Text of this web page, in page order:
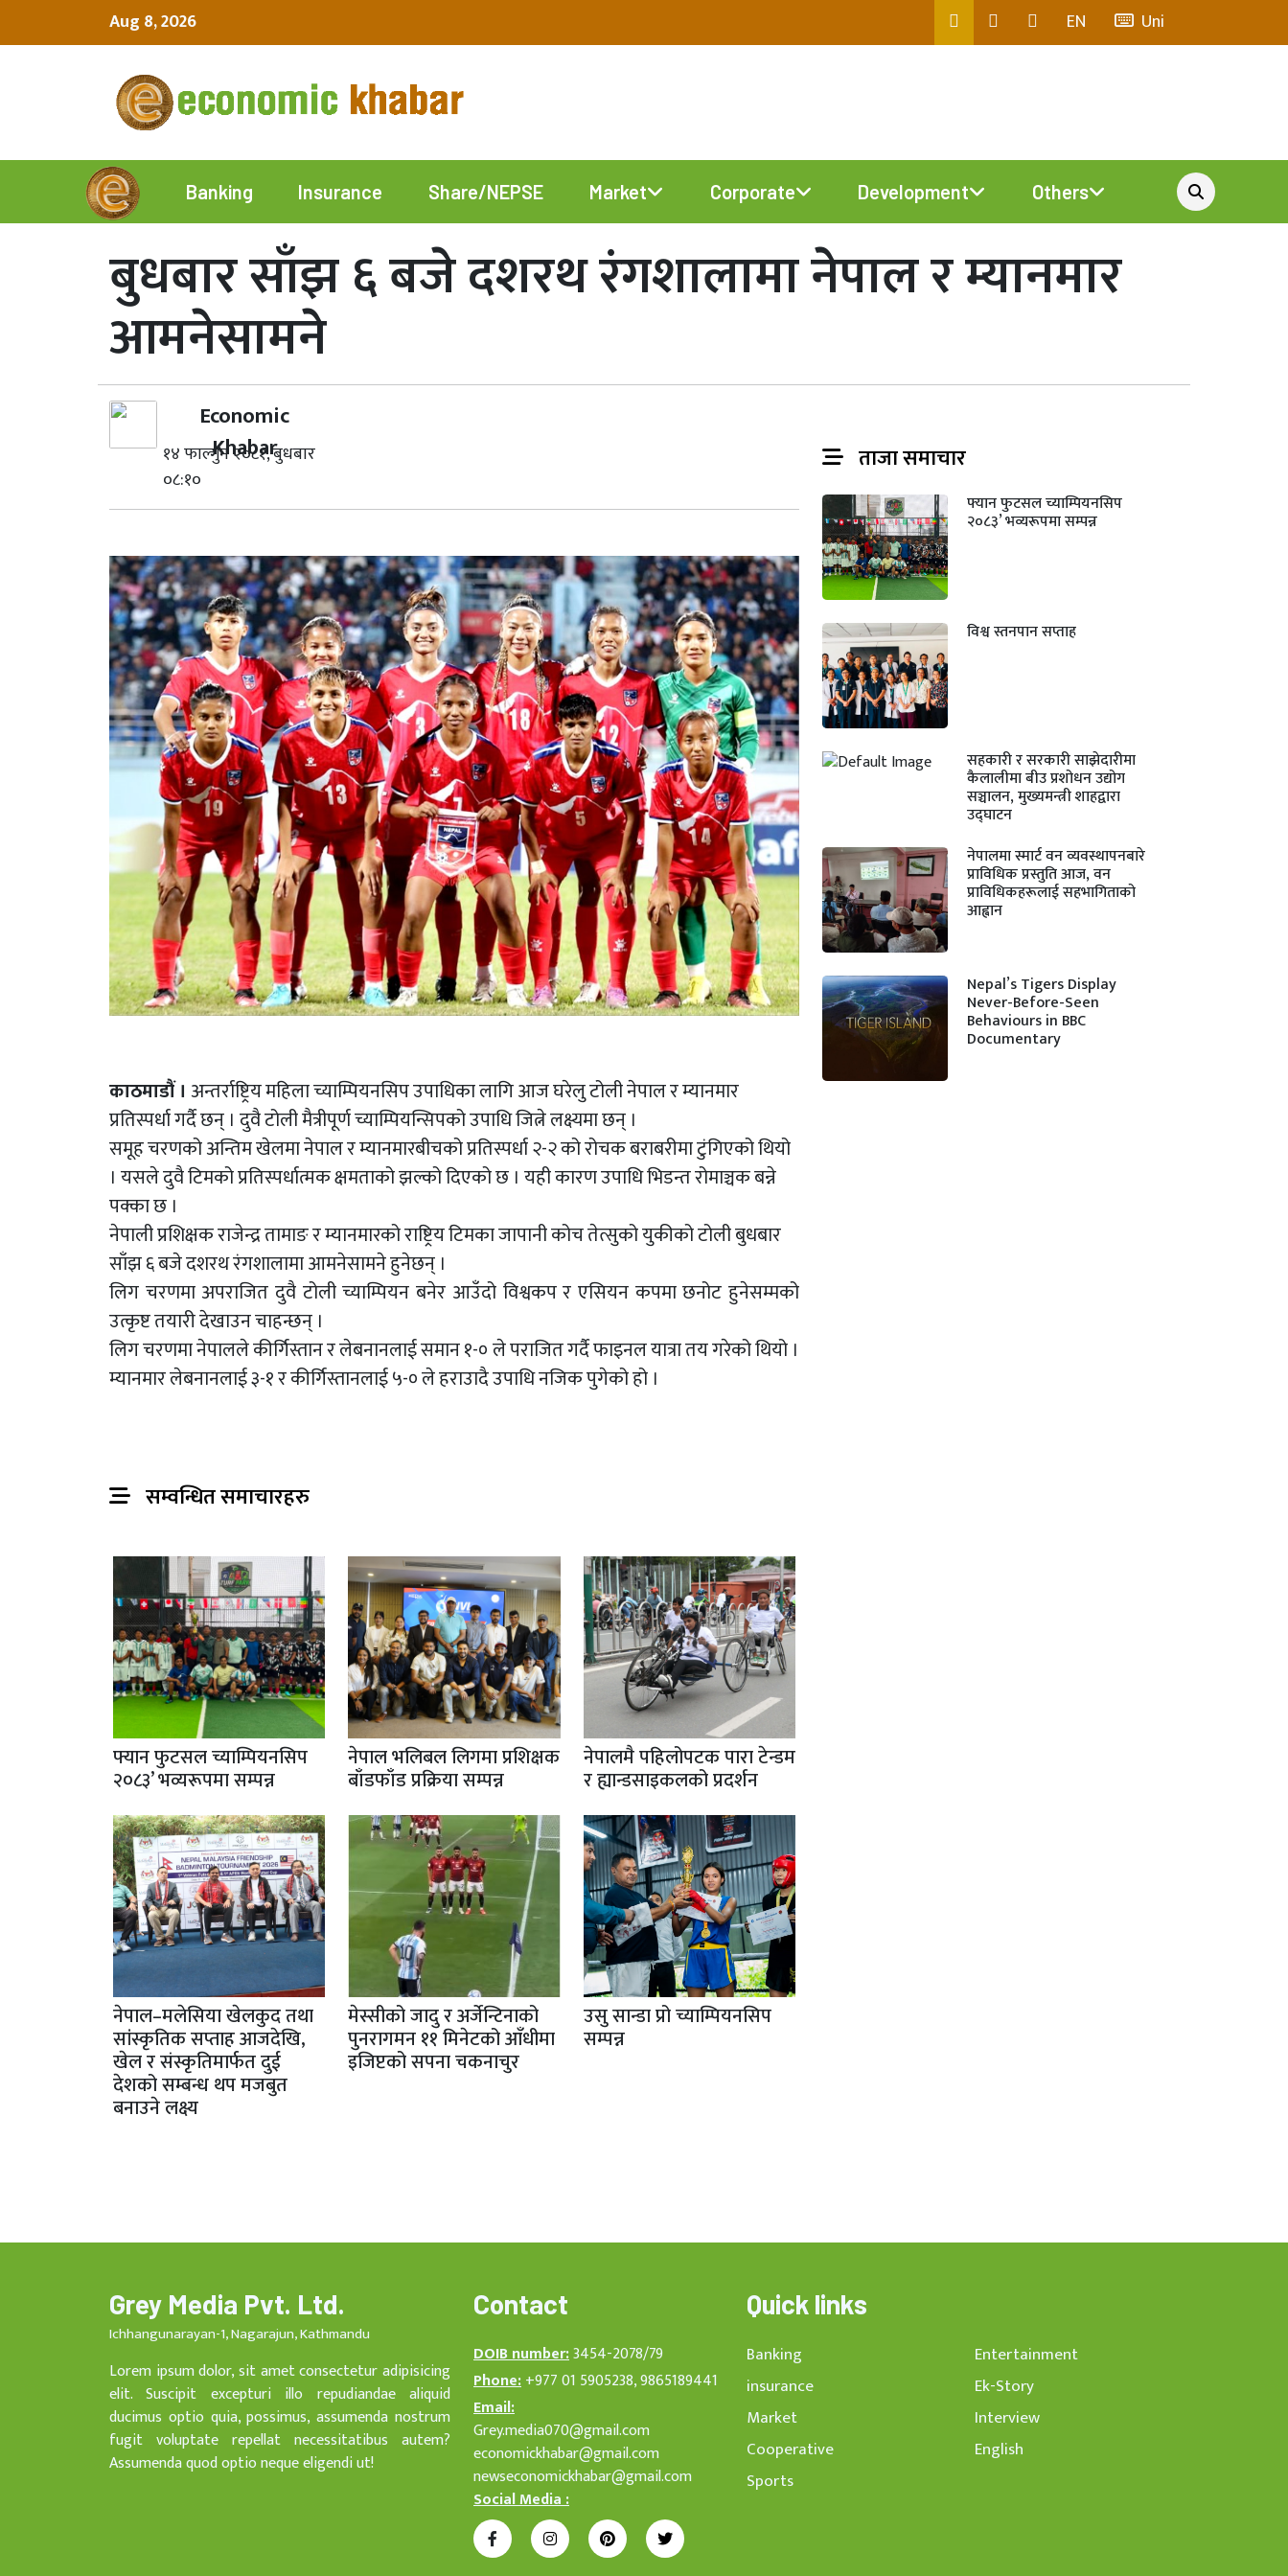
Aug 8, 2026 EN Uni
Banking Insurance Share/NEPSE Market Corporate Development Others
बुधबार साँझ ६ बजे दशरथ रंगशालामा नेपाल र म्यानमार
आमनेसामने
Economic
Khabar
१४ फाल्गुन २०८१, बुधबार
०८:१०
काठमाडौं । अन्तर्राष्ट्रिय महिला च्याम्पियनसिप उपाधिका लागि आज घरेलु टोली नेपाल र म्यानमार
प्रतिस्पर्धा गर्दै छन् । दुवै टोली मैत्रीपूर्ण च्याम्पियन्सिपको उपाधि जित्ने लक्ष्यमा छन् ।
समूह चरणको अन्तिम खेलमा नेपाल र म्यानमारबीचको प्रतिस्पर्धा २-२ को रोचक बराबरीमा टुंगिएको थियो
। यसले दुवै टिमको प्रतिस्पर्धात्मक क्षमताको झल्को दिएको छ । यही कारण उपाधि भिडन्त रोमाञ्चक बन्ने
पक्का छ ।
नेपाली प्रशिक्षक राजेन्द्र तामाङ र म्यानमारको राष्ट्रिय टिमका जापानी कोच तेत्सुको युकीको टोली बुधबार
साँझ ६ बजे दशरथ रंगशालामा आमनेसामने हुनेछन् ।
लिग चरणमा अपराजित दुवै टोली च्याम्पियन बनेर आउँदो विश्वकप र एसियन कपमा छनोट हुनेसम्मको
उत्कृष्ट तयारी देखाउन चाहन्छन् ।
लिग चरणमा नेपालले कीर्गिस्तान र लेबनानलाई समान १-० ले पराजित गर्दै फाइनल यात्रा तय गरेको थियो ।
म्यानमार लेबनानलाई ३-१ र कीर्गिस्तानलाई ५-० ले हराउादै उपाधि नजिक पुगेको हो ।
सम्वन्धित समाचारहरु
फ्यान फुटसल च्याम्पियनसिप
२०८३’ भव्यरूपमा सम्पन्न
नेपाल भलिबल लिगमा प्रशिक्षक
बाँडफाँड प्रक्रिया सम्पन्न
नेपालमै पहिलोपटक पारा टेन्डम
र ह्यान्डसाइकलको प्रदर्शन
नेपाल–मलेसिया खेलकुद तथा
सांस्कृतिक सप्ताह आजदेखि,
खेल र संस्कृतिमार्फत दुई
देशको सम्बन्ध थप मजबुत
बनाउने लक्ष्य
मेस्सीको जादु र अर्जेन्टिनाको
पुनरागमन ११ मिनेटको आँधीमा
इजिप्टको सपना चकनाचुर
उसु सान्डा प्रो च्याम्पियनसिप
सम्पन्न
ताजा समाचार
फ्यान फुटसल च्याम्पियनसिप
२०८३’ भव्यरूपमा सम्पन्न
विश्व स्तनपान सप्ताह
सहकारी र सरकारी साझेदारीमा
कैलालीमा बीउ प्रशोधन उद्योग
सञ्चालन, मुख्यमन्त्री शाहद्वारा
उद्घाटन
नेपालमा स्मार्ट वन व्यवस्थापनबारे
प्राविधिक प्रस्तुति आज, वन
प्राविधिकहरूलाई सहभागिताको
आह्वान
Nepal’s Tigers Display
Never-Before-Seen
Behaviours in BBC
Documentary
Grey Media Pvt. Ltd.
Ichhangunarayan-1, Nagarajun, Kathmandu
Lorem ipsum dolor, sit amet consectetur adipisicing
elit. Suscipit excepturi illo repudiandae aliquid
ducimus optio quia, possimus, assumenda nostrum
fugit voluptate repellat necessitatibus autem?
Assumenda quod optio neque eligendi ut!
Contact
DOIB number:3454-2078/79
Phone:+977 01 5905238, 9865189441
Email:
Grey.media070@gmail.com
economickhabar@gmail.com
newseconomickhabar@gmail.com
Social Media :
Quick links
Banking
insurance
Market
Cooperative
Sports
Entertainment
Ek-Story
Interview
English